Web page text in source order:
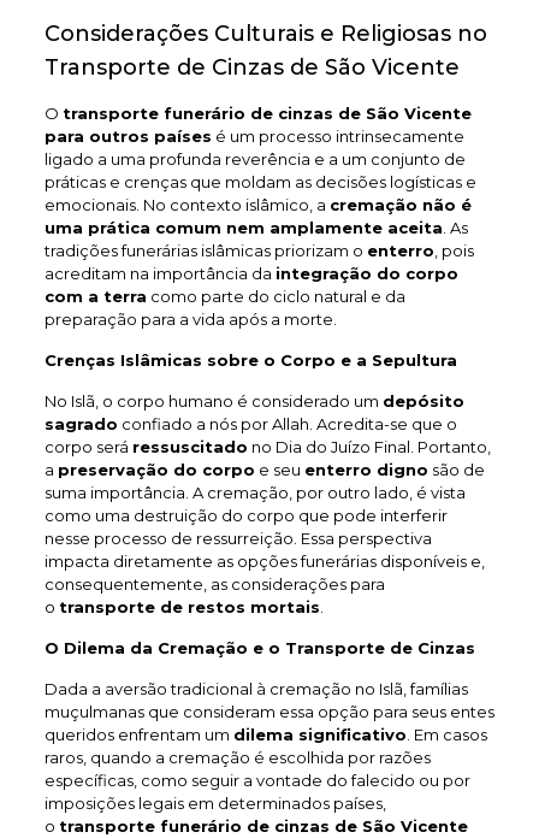
Considerações Culturais e Religiosas no
Transporte de Cinzas de São Vicente
O transporte funerário de cinzas de São Vicente
para outros países é um processo intrinsecamente
ligado a uma profunda reverência e a um conjunto de
práticas e crenças que moldam as decisões logísticas e
emocionais. No contexto islâmico, a cremação não é
uma prática comum nem amplamente aceita . As
tradições funerárias islâmicas priorizam o enterro , pois
acreditam na importância da integração do corpo
com a terra como parte do ciclo natural e da
preparação para a vida após a morte.
Crenças Islâmicas sobre o Corpo e a Sepultura
No Islã, o corpo humano é considerado um depósito
sagrado confiado a nós por Allah. Acredita-se que o
corpo será ressuscitado no Dia do Juízo Final. Portanto,
a preservação do corpo e seu enterro digno são de
suma importância. A cremação, por outro lado, é vista
como uma destruição do corpo que pode interferir
nesse processo de ressurreição. Essa perspectiva
impacta diretamente as opções funerárias disponíveis e,
consequentemente, as considerações para
o transporte de restos mortais
O Dilema da Cremação e o Transporte de Cinzas
Dada a aversão tradicional à cremação no Islã, famílias
muçulmanas que consideram essa opção para seus entes
queridos enfrentam um dilema significativo . Em casos
raros, quando a cremação é escolhida por razões
específicas, como seguir a vontade do falecido ou por
imposições legais em determinados países,
o transporte funerário de cinzas de São Vicente